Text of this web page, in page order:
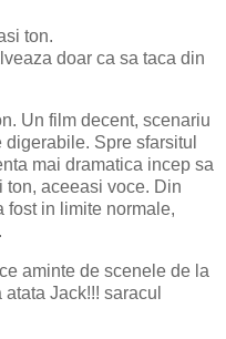
ton.
doar ca sa taca din
Un film decent, scenariu
Spre sfarsitul
mai dramatica incep sa
ton, aceeasi voce. Din
fost in limite normale,
aminte de scenele de la
Jack!!! saracul